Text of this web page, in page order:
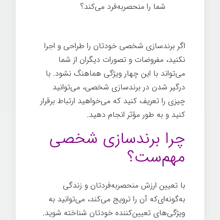
شما را منحصربه‌فرد می‌کند؟
اگر برندسازی شخصی خودتان را طراحی و اجرا
نکنید، مفروضات و تصورات دیگران از شما
می‌تواند با این چهار ویژگی هماهنگ نشود. با
درگیر شدن در برندسازی شخصی، می‌توانید
چیزی را تعریف کنيد که می‌خواهید ارتباط برقرار
کنيد و به طور مؤثر انجام دهید.
چرا برندسازی شخصی
مهم‌ست؟
با تعیین ارزش منحصربه‌فردتان و زندگی
به‌گونه‌ای‌که آن را ترویج می‌کند، می‌توانید به
ویژگی‌های تعیین‌کننده خودتان شناخته شوید.